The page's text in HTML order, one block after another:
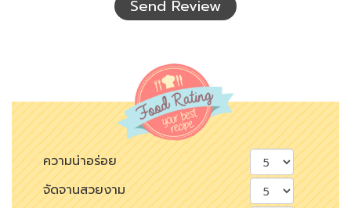
Send Review
ความน่าอร่อย
จัดจานสวยงาม